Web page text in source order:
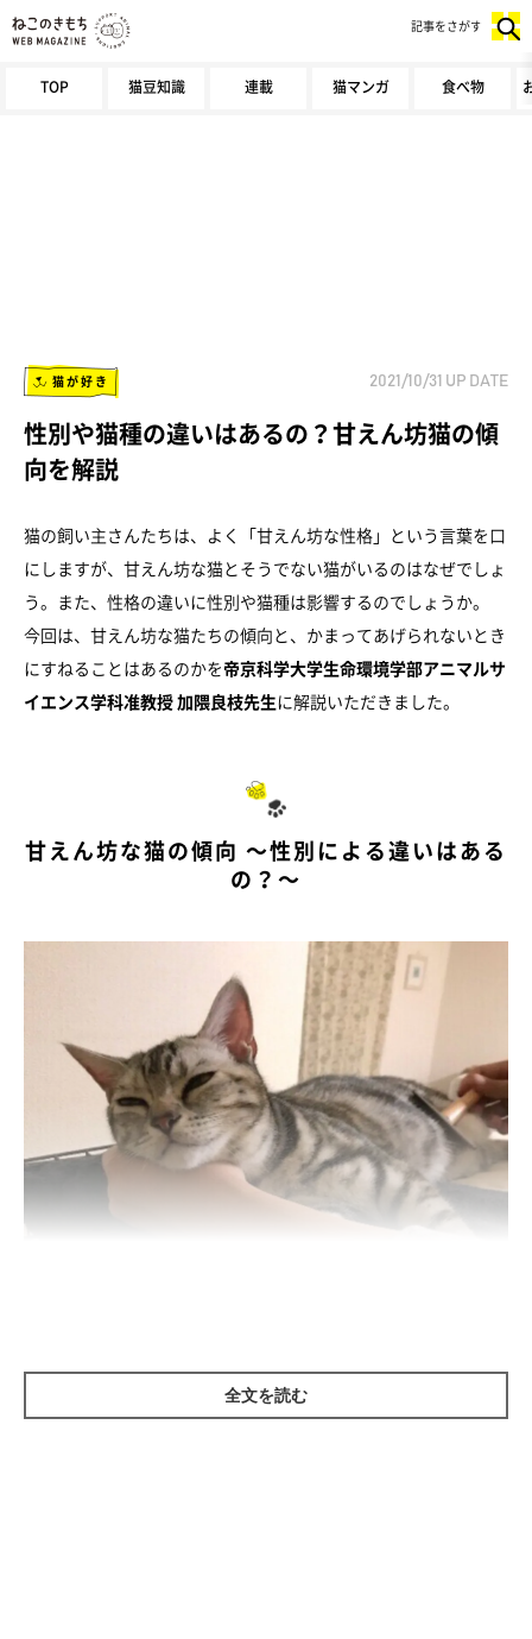
TOP 猫豆知識 連載 猫マンガ 食べ物
記事をさがす
猫が好き 2021/10/31 UP DATE
性別や猫種の違いはあるの？甘えん坊猫の傾
向を解説
猫の飼い主さんたちは、よく「甘えん坊な性格」という言葉を口
にしますが、甘えん坊な猫とそうでない猫がいるのはなぜでしょ
う。また、性格の違いに性別や猫種は影響するのでしょうか。
今回は、甘えん坊な猫たちの傾向と、かまってあげられないとき
にすねることはあるのかを帝京科学大学生命環境学部アニマルサ
イエンス学科准教授 加隈良枝先生に解説いただきました。
甘えん坊な猫の傾向 ～性別による違いはある
の？～
全文を読む